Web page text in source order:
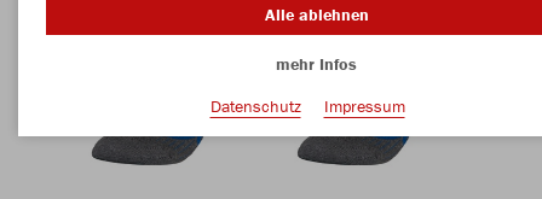
Alle ablehnen
mehr Infos
Datenschutz
Impressum